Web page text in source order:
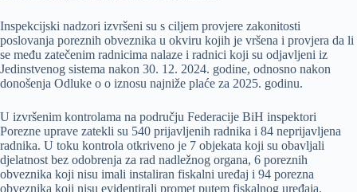
Inspekcijski nadzori izvršeni su s ciljem provjere zakonitosti
poslovanja poreznih obveznika u okviru kojih je vršena i provjera da li
se među zatečenim radnicima nalaze i radnici koji su odjavljeni iz
Jedinstvenog sistema nakon 30. 12. 2024. godine, odnosno nakon
donošenja Odluke o o iznosu najniže plaće za 2025. godinu.
U izvršenim kontrolama na području Federacije BiH inspektori
Porezne uprave zatekli su 540 prijavljenih radnika i 84 neprijavljena
radnika. U toku kontrola otkriveno je 7 objekata koji su obavljali
djelatnost bez odobrenja za rad nadležnog organa, 6 poreznih
obveznika koji nisu imali instaliran fiskalni uređaj i 94 porezna
obveznika koji nisu evidentirali promet putem fiskalnog uređaja.